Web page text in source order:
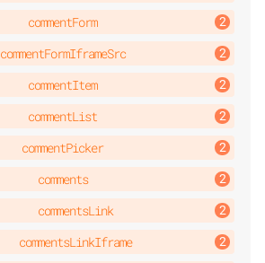
commentForm
commentFormIframeSrc
commentItem
commentList
commentPicker
comments
commentsLink
commentsLinkIframe